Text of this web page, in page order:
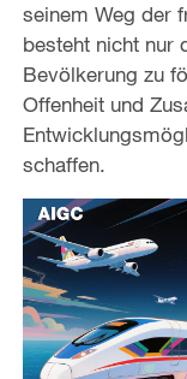
seinem Weg der
besteht nicht nur
Bevölkerung zu
Offenheit und
schaffen.